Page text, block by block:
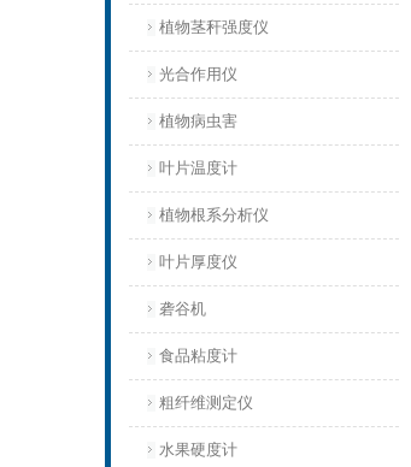
植物茎秆强度仪
光合作用仪
植物病虫害
叶片温度计
植物根系分析仪
叶片厚度仪
砻谷机
食品粘度计
粗纤维测定仪
水果硬度计